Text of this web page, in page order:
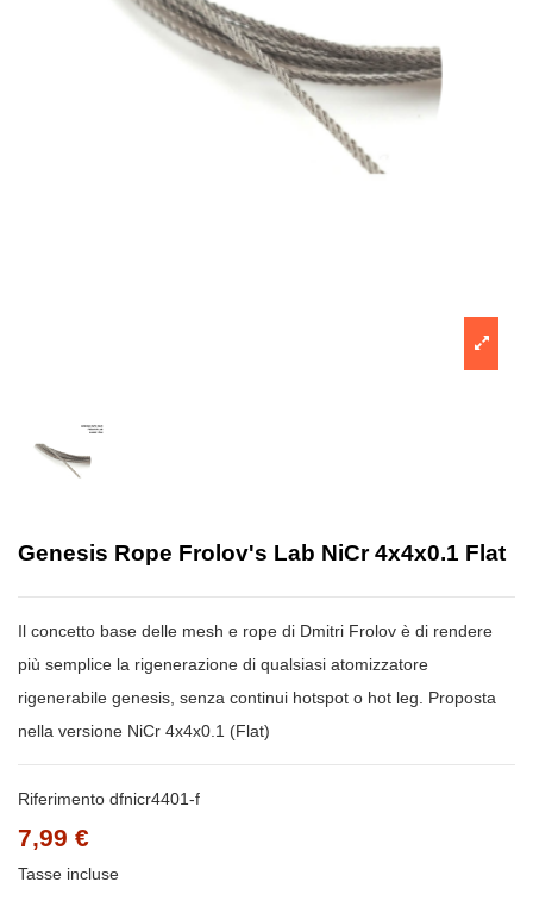
Genesis Rope Frolov's Lab NiCr 4x4x0.1 Flat
Il concetto base delle mesh e rope di Dmitri Frolov è di rendere
più semplice la rigenerazione di qualsiasi atomizzatore
rigenerabile genesis, senza continui hotspot o hot leg. Proposta
nella versione NiCr 4x4x0.1 (Flat)
Riferimento dfnicr4401-f
7,99 €
Tasse incluse